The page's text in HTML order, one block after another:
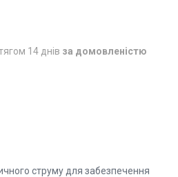
14 днів за домовленістю
струму для забезпечення